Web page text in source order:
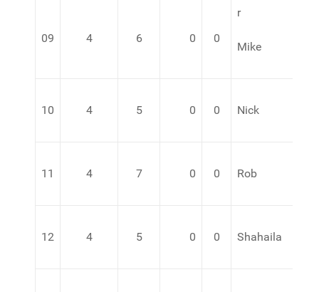
09 4 6 0 0
r
Mike
10 4 5 0 0 Nick
11 4 7 0 0 Rob
12 4 5 0 0 Shahaila